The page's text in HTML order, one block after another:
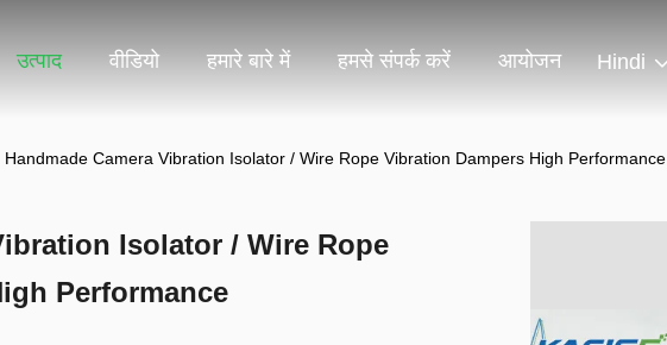
उत्पाद वीडियो हमारे बारे में हमसे संपर्क करें आयोजन Hindi
Handmade Camera Vibration Isolator / Wire Rope Vibration Dampers High Performance
Isolator / Wire Rope
Performance